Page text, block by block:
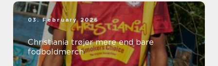
03. February 2026
Christiania trøjer mere end bare
fodboldmerch